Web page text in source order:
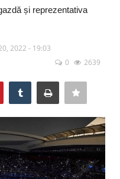
și reprezentativa
2022 - 19:03
0
2639